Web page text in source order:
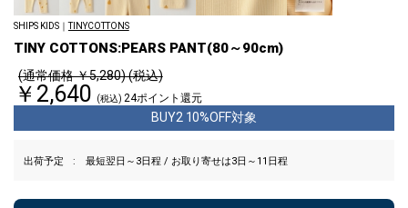
SHIPS KIDS｜TINYCOTTONS
TINY COTTONS:PEARS PANT(80～90cm)
(通常価格 ￥5,280) (税込)
￥2,640 (税込) 24ポイント還元
BUY2 10%OFF対象
出荷予定 最短翌日～3日程 / お取り寄せは3日～11日程